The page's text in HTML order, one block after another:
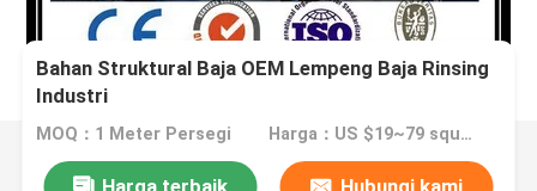
Bahan Struktural Baja OEM Lempeng Baja Rinsing
Industri
MOQ：1 Meter Persegi Harga：US $19~79 square meter
Harga terbaik Hubungi kami